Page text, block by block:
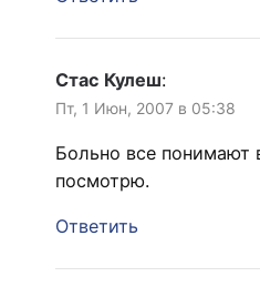
Стас Кулеш:
Пт, 1 Июн, 2007 в 05:38
Больно все понимают
посмотрю.
Ответить